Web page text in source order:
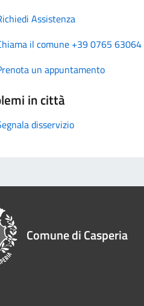
Assistenza
il comune +39 0765 63064
un appuntamento
in città
disservizio
Comune di Casperia